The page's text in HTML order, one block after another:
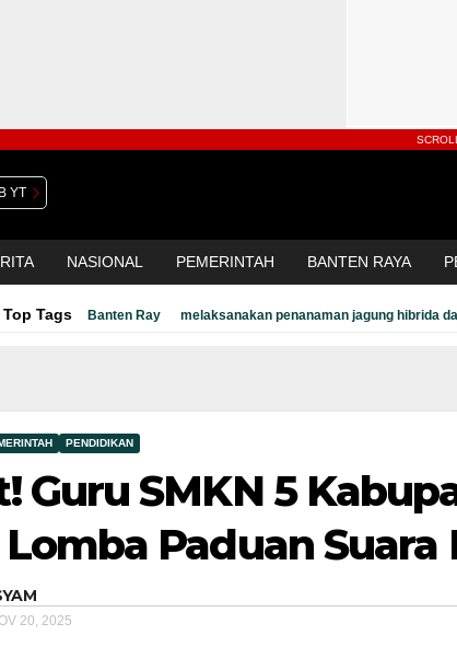
YT
NASIONAL PEMERINTAH BANTEN RAYA
Top Tags Banten Ray melaksanakan penanaman jagung hibrida
PENDIDIKAN
Guru SMKN 5
Paduan Suara
20, 2025